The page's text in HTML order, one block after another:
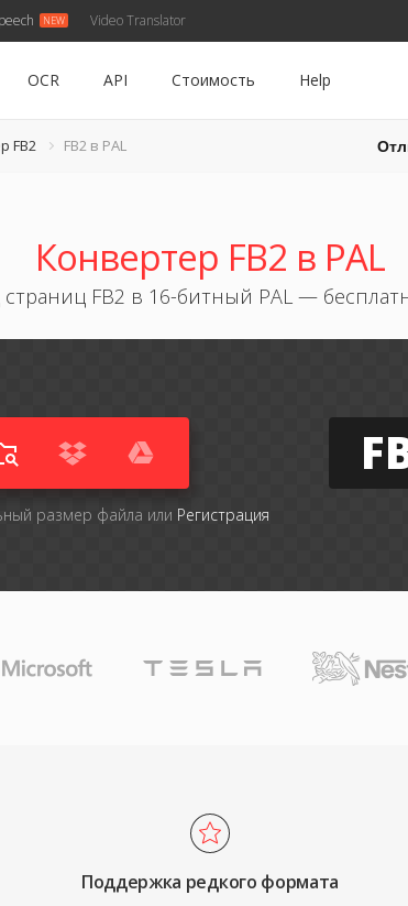
Video Translator
OCR API Стоимость Help
FB2 FB2 в PAL
Конвертер FB2 в PAL
FB2 в 16-битный PAL —
размер файла или Регистрация
Поддержка редкого формата